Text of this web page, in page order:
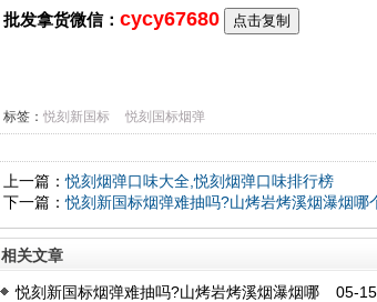
批发拿货微信： cycy67680 点击复制
标签： 悦刻新国标 悦刻国标烟弹
上一篇：悦刻烟弹口味大全,悦刻烟弹口味排行榜
下一篇：悦刻新国标烟弹难抽吗?山烤岩烤溪烟瀑烟哪
相关文章
05-15
悦刻新国标烟弹难抽吗?山烤岩烤溪烟瀑烟哪